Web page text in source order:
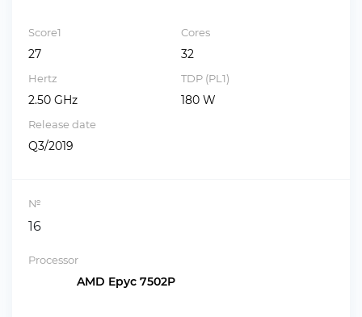
Score1
27
Cores
32
Hertz
2.50 GHz
TDP (PL1)
180 W
Release date
Q3/2019
№
16
Processor
AMD Epyc 7502P